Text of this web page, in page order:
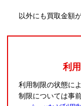
以外にも買取金額
利
利用制限の状態に
制限については事